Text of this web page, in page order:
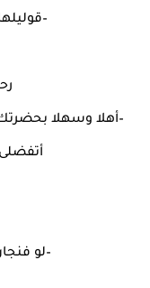
–أهلا وسهلا
–لو